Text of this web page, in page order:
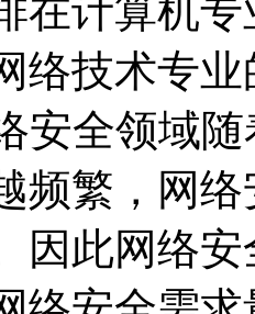
在计算机
络技术专
安全领域
频繁，网
因此网络